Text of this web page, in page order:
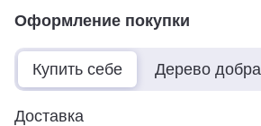
Оформление покупки
Купить себе Дерево добра
Доставка